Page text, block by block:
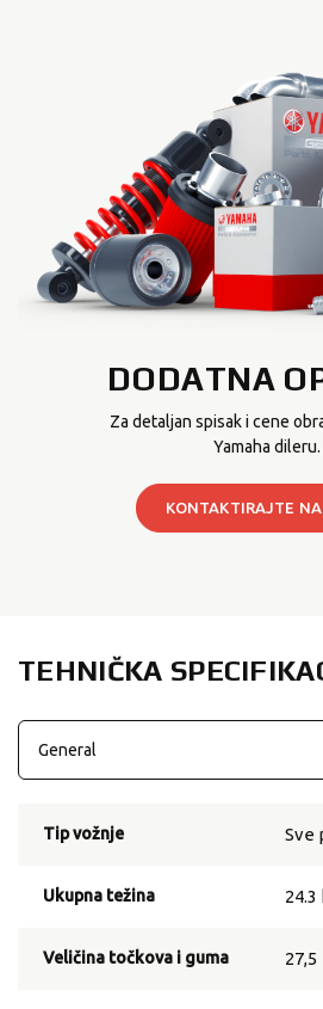
DODATNA
Za detaljan spisak i cene
Yamaha dileru.
KONTAKTIRAJTE
TEHNIČKA
Tip vožnje Sve
Ukupna težina 24.3
Veličina točkova i guma 27,5